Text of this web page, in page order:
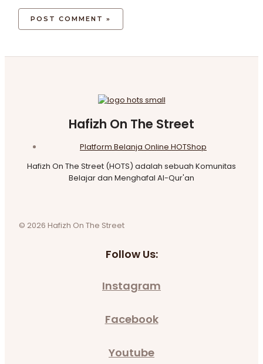
Hafizh On The Street
Platform Belanja Online HOTShop
Hafizh On The Street (HOTS) adalah sebuah Komunitas
Belajar dan Menghafal Al-Qur'an
© 2026 Hafizh On The Street
Follow Us:
Instagram
Facebook
Youtube